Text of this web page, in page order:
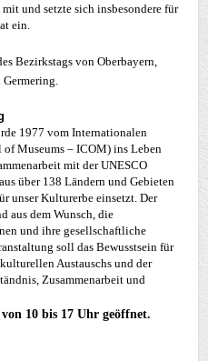
und setzte sich insbesondere für
ein.
Bezirkstags von Oberbayern,
1977 vom Internationalen
Museums – ICOM) ins Leben
mit der UNESCO
über 138 Ländern und Gebieten
unser Kulturerbe einsetzt. Der
aus dem Wunsch, die
und ihre gesellschaftliche
soll das Bewusstsein für
Austauschs und der
Zusammenarbeit und
10 bis 17 Uhr geöffnet.